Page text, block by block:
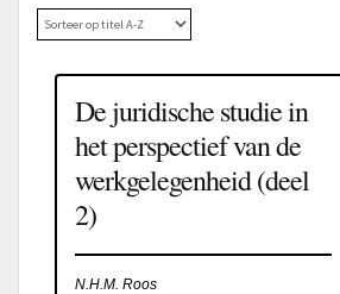
De juridische studie in
het perspectief van de
werkgelegenheid (deel
2)
N.H.M. Roos